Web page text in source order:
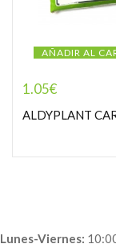
AÑADIR AL
1.05€
Lunes-Viernes: